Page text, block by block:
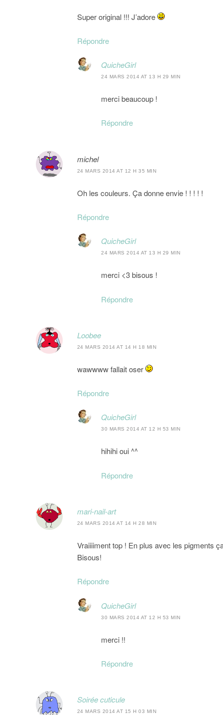
Super original !!! J’adore
Répondre
QuicheGirl
24 MARS 2014 AT 13 H 29 MIN
merci beaucoup !
Répondre
michel
24 MARS 2014 AT 12 H 35 MIN
Oh les couleurs. Ça donne envie ! ! ! ! !
Répondre
QuicheGirl
24 MARS 2014 AT 13 H 29 MIN
merci <3 bisous !
Répondre
Loobee
24 MARS 2014 AT 14 H 18 MIN
wawwww fallait oser
Répondre
QuicheGirl
30 MARS 2014 AT 12 H 53 MIN
hihihi oui ^^
Répondre
mari-nail-art
24 MARS 2014 AT 14 H 28 MIN
Vraiiiiment top ! En plus avec les pigments
Bisous!
Répondre
QuicheGirl
30 MARS 2014 AT 12 H 53 MIN
merci !!
Répondre
Soirée cuticule
24 MARS 2014 AT 15 H 03 MIN